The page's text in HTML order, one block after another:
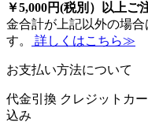
￥5,000円(税別）以上ご
金合計が上記以外の場
す。
詳しくはこちら≫
お支払い方法について
代金引換 クレジットカ
込み